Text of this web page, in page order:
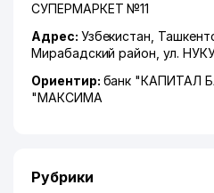
СУПЕРМАРКЕТ №11
Адрес: Узбекистан,
Мирабадский район ,ул.
Ориентир: банк "КАПИТАЛ
"МАКСИМА
Рубрики